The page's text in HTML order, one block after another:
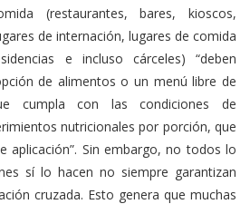
(restaurantes, bares, kioscos,
de internación, lugares de comida
e incluso cárceles) “deben
de alimentos o un menú libre de
cumpla con las condiciones de
nutricionales por porción, que
aplicación”. Sin embargo, no todos lo
sí lo hacen no siempre garantizan
cruzada. Esto genera que muchas